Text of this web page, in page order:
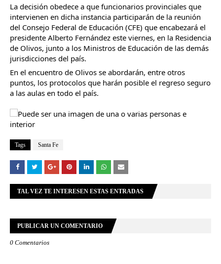
La decisión obedece a que funcionarios provinciales que
intervienen en dicha instancia participarán de la reunión
del Consejo Federal de Educación (CFE) que encabezará el
presidente Alberto Fernández este viernes, en la Residencia
de Olivos, junto a los Ministros de Educación de las demás
jurisdicciones del país.
En el encuentro de Olivos se abordarán, entre otros
puntos, los protocolos que harán posible el regreso seguro
a las aulas en todo el país.
Tags Santa Fe
TAL VEZ TE INTERESEN ESTAS ENTRADAS
PUBLICAR UN COMENTARIO
0 Comentarios